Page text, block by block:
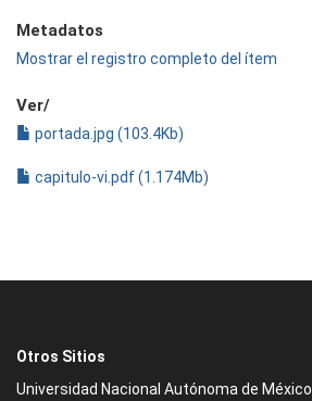
Metadatos
Mostrar el registro completo del ítem
Ver/
portada.jpg (103.4Kb)
capitulo-vi.pdf (1.174Mb)
Otros Sitios
Universidad Nacional Autónoma de México